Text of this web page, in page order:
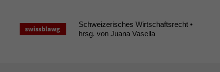
springen
Schweizerisches Wirtschaftsrecht •
hrsg. von Juana Vasella